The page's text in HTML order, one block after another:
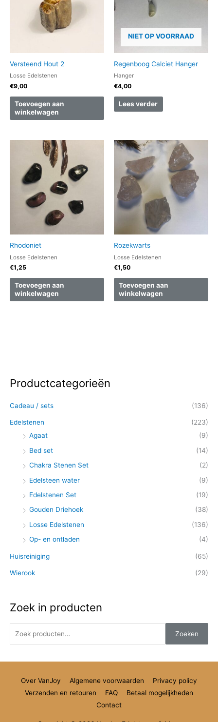
Versteend Hout 2
Losse Edelstenen
€9,00
Toevoegen aan
winkelwagen
NIET OP VOORRAAD
Regenboog Calciet Hanger
Hanger
€4,00
Lees verder
Rhodoniet
Losse Edelstenen
€1,25
Toevoegen aan
winkelwagen
Rozekwarts
Losse Edelstenen
€1,50
Toevoegen aan
winkelwagen
Productcategorieën
Cadeau / sets (136)
Edelstenen
(223)
Agaat
(9)
Bed set
(14)
Chakra Stenen Set
(2)
Edelsteen water
(9)
Edelstenen Set
(19)
Gouden Driehoek
(38)
Losse Edelstenen
(136)
Op- en ontladen
(4)
Huisreiniging (65)
Wierook (29)
Zoek in producten
Z
e
k
Zoeken
Over VanJoy Algemene voorwaarden
Privacy policy
Verzenden en retouren
FAQ
Betaal mogelijkheden
Contact